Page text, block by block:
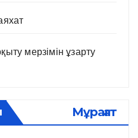
мерзімін ұзарту
Мұрағат